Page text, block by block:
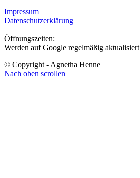
Impressum
Datenschutzerklärung
Öffnungszeiten:
Werden auf Google regelmäßig aktualisiert
© Copyright - Agnetha Henne
Nach oben scrollen